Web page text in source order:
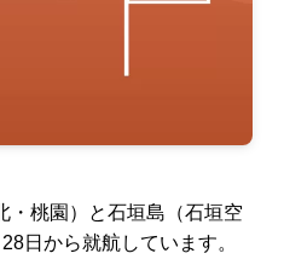
・桃園）と石垣島（石垣空
日から就航しています。